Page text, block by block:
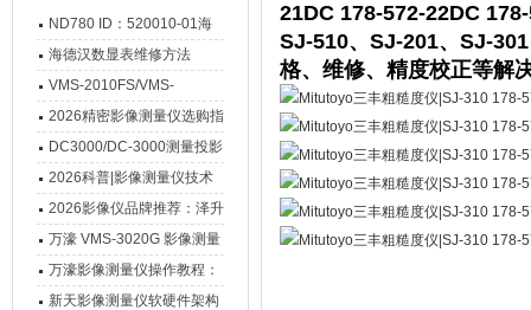
ND780 ID：520010-01海
德汉数显表故障维修内容
海德汉数显表维修方法
VMS-2010FS/VMS-
3020FS/VMS-4030FS手动
影像测量仪技术参数
2026精密影像测量仪选购指
南 靠谱品牌一站式选型推荐
DC3000/DC-3000测量投影
仪万濠数据处理器数显表故
障维修方法
2026科普|影像测量仪技术
原理、分类及选型应用
2026影像仪品牌推荐：泽升
影像测量仪选型指南
万濠 VMS-3020G 影像测量
仪技术规格与应用解析
万濠影像测量仪操作教程：
从开机到出报告，新手也能
新天影像测量仪软硬件架构
21DC 178-572-22DC
SJ-510、SJ-201、SJ-
格、维修、精度校正等解